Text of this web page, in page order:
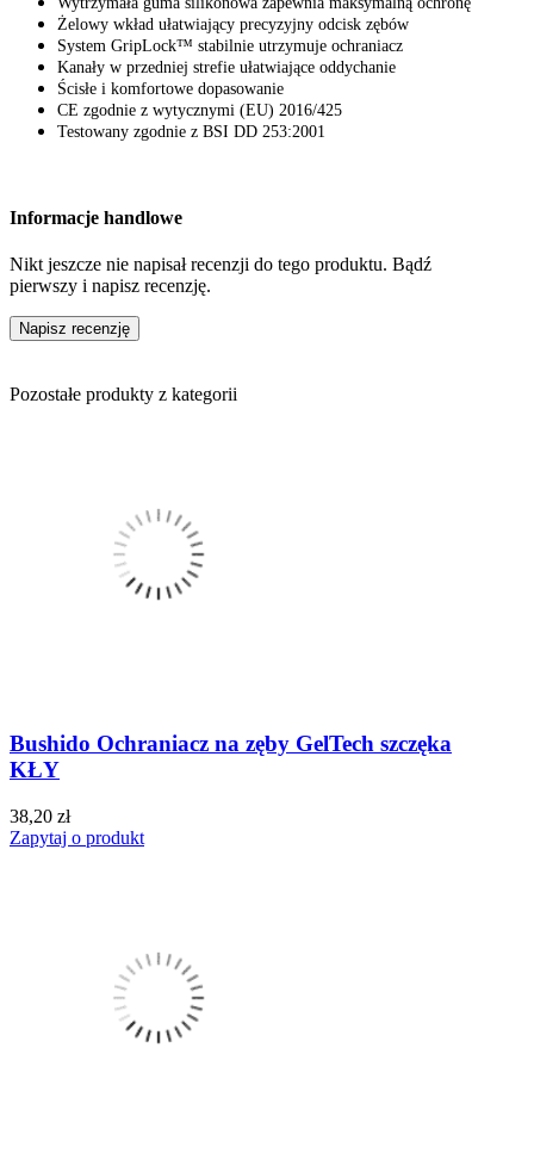
Żelowy wkład ułatwiający precyzyjny odcisk zębów
System GripLock™ stabilnie utrzymuje ochraniacz
Kanały w przedniej strefie ułatwiające oddychanie
Ścisłe i komfortowe dopasowanie
CE zgodnie z wytycznymi (EU) 2016/425
Testowany zgodnie z BSI DD 253:2001
Informacje handlowe
Nikt jeszcze nie napisał recenzji do tego produktu. Bądź
pierwszy i napisz recenzję.
Napisz recenzję
Pozostałe produkty z kategorii
Bushido Ochraniacz na zęby GelTech szczęka
KŁY
38,20 zł
Zapytaj o produkt